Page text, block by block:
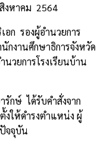
งหาคม 2564
รองผู้อำนวยการ
กงานศึกษาธิการจังหวัด
วยการโรงเรียนบ้าน
ษ์ ได้รับคำสั่งจาก
งให้ดำรงตำแหน่ง ผู้
จจุบัน